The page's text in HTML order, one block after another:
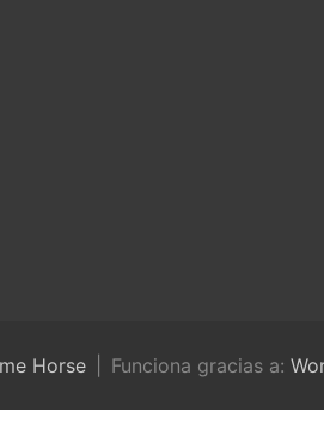
Horse Funciona gracias a: